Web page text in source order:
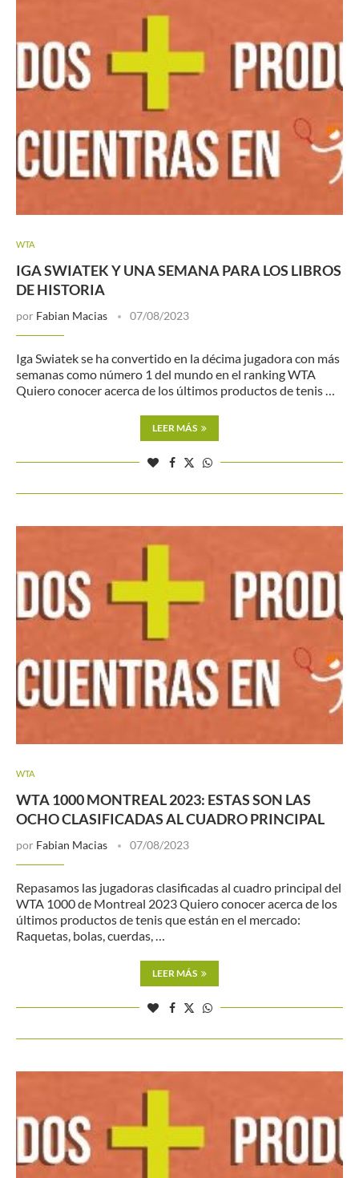
WTA
IGA SWIATEK Y UNA SEMANA PARA LOS LIBROS
DE HISTORIA
por Fabian Macias 07/08/2023
Iga Swiatek se ha convertido en la décima jugadora con más
semanas como número 1 del mundo en el ranking WTA
Quiero conocer acerca de los últimos productos de tenis …
LEER MÁS
WTA
WTA 1000 MONTREAL 2023: ESTAS SON LAS
OCHO CLASIFICADAS AL CUADRO PRINCIPAL
por Fabian Macias 07/08/2023
Repasamos las jugadoras clasificadas al cuadro principal del
WTA 1000 de Montreal 2023 Quiero conocer acerca de los
últimos productos de tenis que están en el mercado:
Raquetas, bolas, cuerdas, …
LEER MÁS